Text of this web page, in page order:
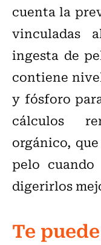
cuenta la
vinculadas
ingesta de
contiene
y fósforo
cálculos
orgánico,
pelo
digerirlos
Te